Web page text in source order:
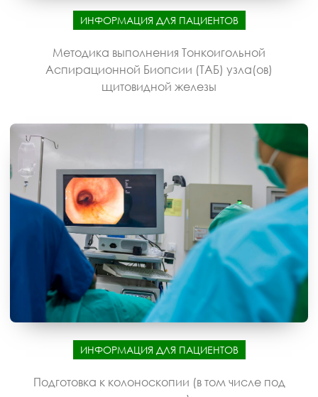
ИНФОРМАЦИЯ ДЛЯ ПАЦИЕНТОВ
Методика выполнения Тонкоигольной
Аспирационной Биопсии (ТАБ) узла(ов)
щитовидной железы
ИНФОРМАЦИЯ ДЛЯ ПАЦИЕНТОВ
Подготовка к колоноскопии (в том числе под